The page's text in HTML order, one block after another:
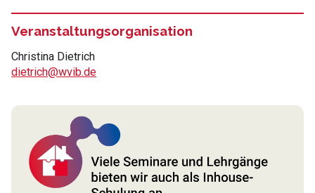
Veranstaltungsorganisation
Christina Dietrich
dietrich@wvib.de